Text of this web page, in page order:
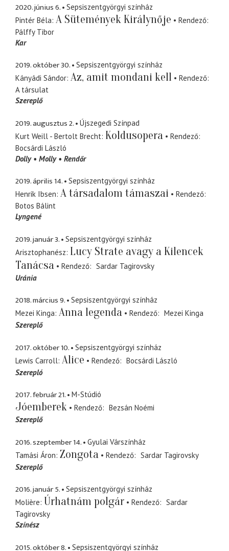
2020. június 6.
Sepsiszentgyörgyi színház
Pintér Béla A Sütemények Királynője
Rendező
Pálffy Tibor
Kar
2019. október 30.
Sepsiszentgyörgyi színház
Kányádi Sándor Az, amit mondani kell
Rendező
A társulat
Szereplő
2019. augusztus 2.
Újszegedi Színpad
Kurt Weill - Bertolt Brecht Koldusopera
Rendező
Bocsárdi László
Dolly
Molly Rendőr
2019. április 14.
Sepsiszentgyörgyi színház
Henrik Ibsen A társadalom támaszai
Rendező
Botos Bálint
Lyngené
2019. január 3.
Sepsiszentgyörgyi színház
Arisztophanész Lucy Strate avagy a Kilencek
Tanácsa
Rendező
Sardar Tagirovsky
Uránia
2018. március 9.
Sepsiszentgyörgyi színház
Mezei Kinga Anna legenda Rendező
Mezei Kinga
Szereplő
2017. október 10.
Sepsiszentgyörgyi színház
Lewis Carroll Alice Rendező
Bocsárdi László
Szerepló
2017. február 21. M-Stúdió
Jóemberek Rendező
Bezsán Noémi
Szereplő
2016. szeptember 14.
Gyulai Várszínház
Tamási Áron Zongota Rendező
Sardar Tagirovsky
Szereplő
2016. január 5.
Sepsiszentgyörgyi színház
Molière Úrhatnám polgár Rendező
Sardar
Tagirovsky
Színész
2015. október 8. Sepsiszentgyörgyi színház